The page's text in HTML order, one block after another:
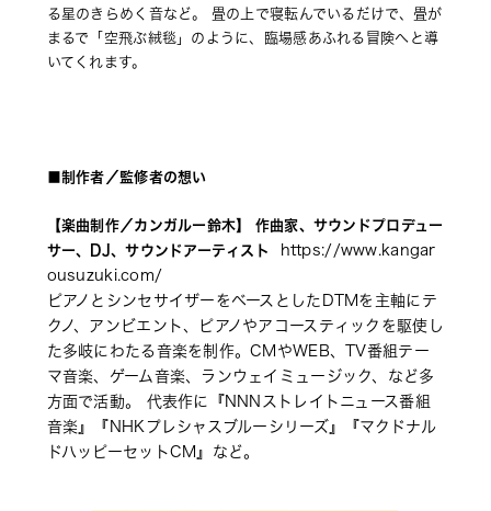
る星のきらめく音など。 畳の上で寝転んでいるだけで、畳が
まるで「空飛ぶ絨毯」のように、臨場感あふれる冒険へと導
いてくれます。
■制作者／監修者の想い
【楽曲制作／カンガルー鈴木】 作曲家、サウンドプロデュー
サー、DJ、サウンドアーティスト
https://www.kangar
ousuzuki.com/
ピアノとシンセサイザーをベースとしたDTMを主軸にテ
クノ、アンビエント、ピアノやアコースティックを駆使し
た多岐にわたる音楽を制作。CMやWEB、TV番組テー
マ音楽、ゲーム音楽、ランウェイミュージック、など多
方面で活動。 代表作に『NNNストレイトニュース番組
音楽』『NHKプレシャスブルーシリーズ』『マクドナル
ドハッピーセットCM』など。